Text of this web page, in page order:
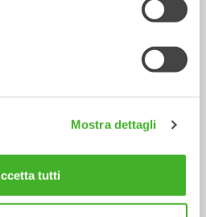
Mostra dettagli
tutti
/ JCB 300T